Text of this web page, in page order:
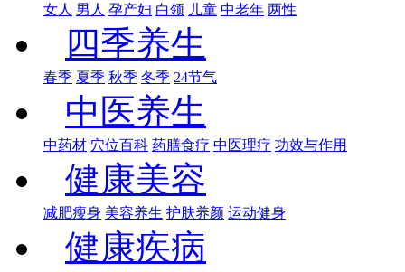
女人 男人 孕产妇 白领 儿童 中老年 两性
四季养生
春季 夏季 秋季 冬季 24节气
中医养生
中药材 穴位百科 药膳食疗 中医理疗 功效与作用
健康美容
减肥瘦身 美容养生 护肤养颜 运动健身
健康疾病